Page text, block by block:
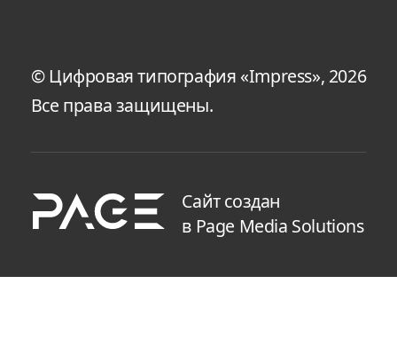
© Цифровая типография «Impress», 2026
Все права защищены.
Сайт создан
в Page Media Solutions